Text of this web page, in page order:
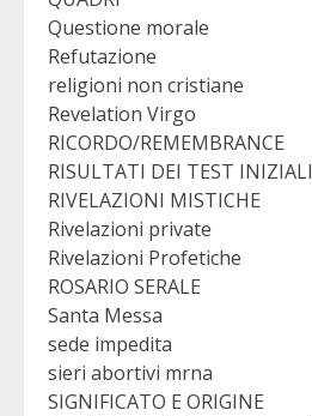
Questione morale
Refutazione
religioni non cristiane
Revelation Virgo
RICORDO/REMEMBRANCE
RISULTATI DEI TEST INIZIALI
RIVELAZIONI MISTICHE
Rivelazioni private
Rivelazioni Profetiche
ROSARIO SERALE
Santa Messa
sede impedita
sieri abortivi mrna
SIGNIFICATO E ORIGINE